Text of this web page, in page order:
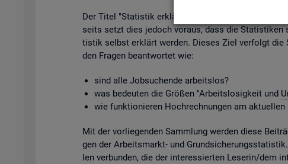
Der Titel "Sta­tis­tik er­klärt" kann in zwei­er­lei Weise
seits setzt dies je­doch vor­aus, dass die Sta­tis­ti­ken
tis­tik selbst er­klärt wer­den. Die­ses Ziel ver­folgt
den Fra­gen be­ant­wor­tet wie:
sind alle Job­su­chen­de ar­beits­los?
was be­deu­ten die Grö­ßen "Ar­beits­lo­sig­keit und
wie funk­tio­nie­ren Hoch­rech­nun­gen am ak­tu­el­len
Mit der vor­lie­gen­den Samm­lung wer­den diese
gen der Ar­beits­markt- und
len ver­bun­den, die der in­ter­es­sier­ten Le­se­rin/dem